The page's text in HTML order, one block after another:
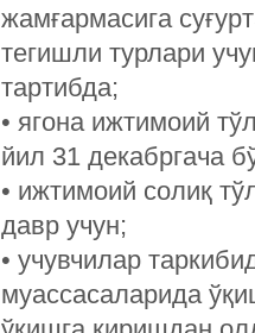
жамғармасига
тегишли турлари
тартибда;
• ягона ижтимоий
йил 31 декабргача
• ижтимоий солиқ
давр учун;
• учувчилар
муассасаларида